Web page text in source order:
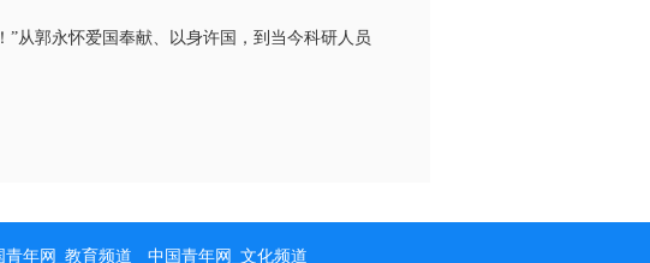
从郭永怀爱国奉献、以身许国，到当今科研人员
青年网_教育频道 中国青年网_文化频道